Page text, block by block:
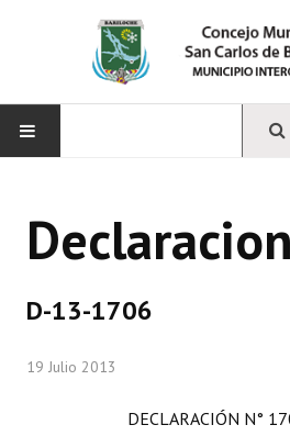
CONCEJO
Comisiones Especiales
D-13-1706
19 Julio 2013
DECLARACIÓN N°